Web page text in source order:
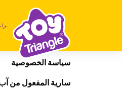
سياسة الخصوصية
سارية المفعول من